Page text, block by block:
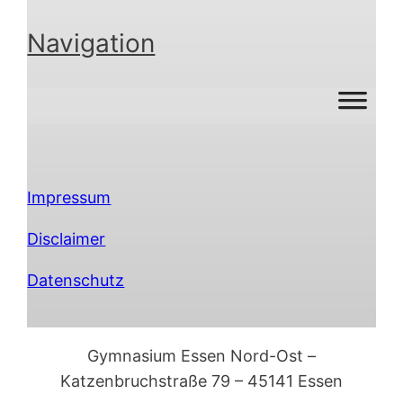
Navigation
Impressum
Disclaimer
Datenschutz
Gymnasium Essen Nord-Ost –
Katzenbruchstraße 79 – 45141 Essen